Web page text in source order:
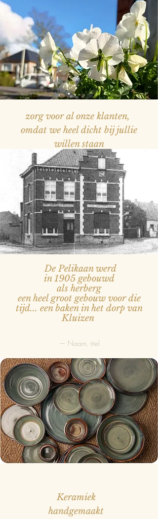
zorg voor al onze klanten,
omdat we heel dicht bij jullie
willen staan
— Naam, titel
De Pelikaan werd
in 1905 gebouwd
als herberg
een heel groot gebouw voor die
tijd... een baken in het dorp van
Kluizen
— Naam, titel
Keramiek
handgemaakt